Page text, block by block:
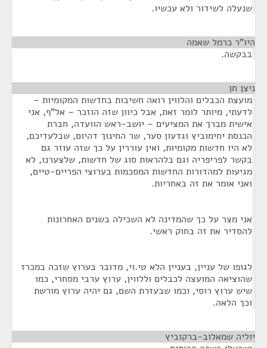
שנעלה לשידור ולא עכשיו.
היו"ר כרמל שאמה
בבקשה.
ניצן חן
מועצת הכבלים והלווין רואה חשיבות בחדשות המקומיות –
לדעתי, מיותר לומר זאת, אבל כיוון שזה הוזכר – אל"ף, אני
אישית מברך את המציעים – יושב-ראש הוועדה, חברת
הכנסת יחימוביץ וגדעון סער, שר החינוך דהיום, שבלעדיכם,
לא היו חדשות מקומיות, ואין עוררין על כך שזה עוזר גם
בקשר לפריפריה וגם בלהראות סוג של חדשות, שלצערנו, לא
מגיעות למהדורות החדשות המסכמות בערוצי הפריים-טיים,
ואני אומר את זה באחריות.
אני מצר על כך שהמדינה לא השכילה בשנים האחרונות
להסדיר את זה בחוק ראשי.
לגופו של עניין, בעניין הלא טי.וי, מדובר בערוץ שזכה במכרז
שהוציאה המועצה לכבלים וללווין, ערוץ ערבי מסחרי, כמו
שיש ערוץ רוסי, וכמו שבעזרת השם, גם יהיה ערוץ מורשת
וכך הלאה.
יוליה שמאלוב-ברקוביץ